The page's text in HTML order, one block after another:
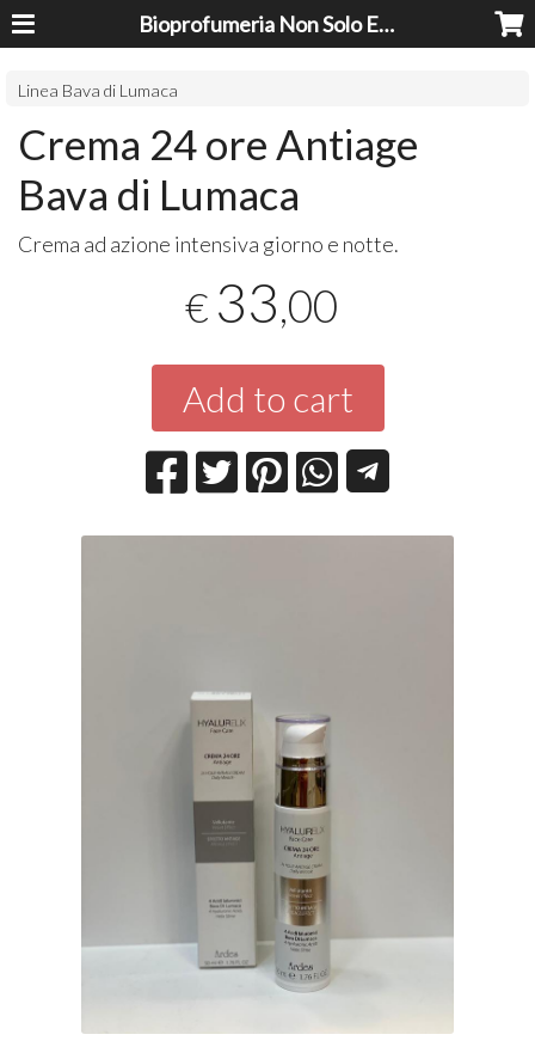
Bioprofumeria Non Solo Essenze
Linea Bava di Lumaca
Crema 24 ore Antiage
Bava di Lumaca
Crema ad azione intensiva giorno e notte.
€ 33,00
Add to cart